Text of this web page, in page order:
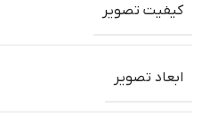
کیفیت تصویر
ابعاد تصویر